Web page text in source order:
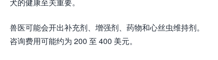
犬的健康至关重要。
兽医可能会开出补充剂、增强剂、药物和心丝虫维持剂。
咨询费用可能约为 200 至 400 美元。